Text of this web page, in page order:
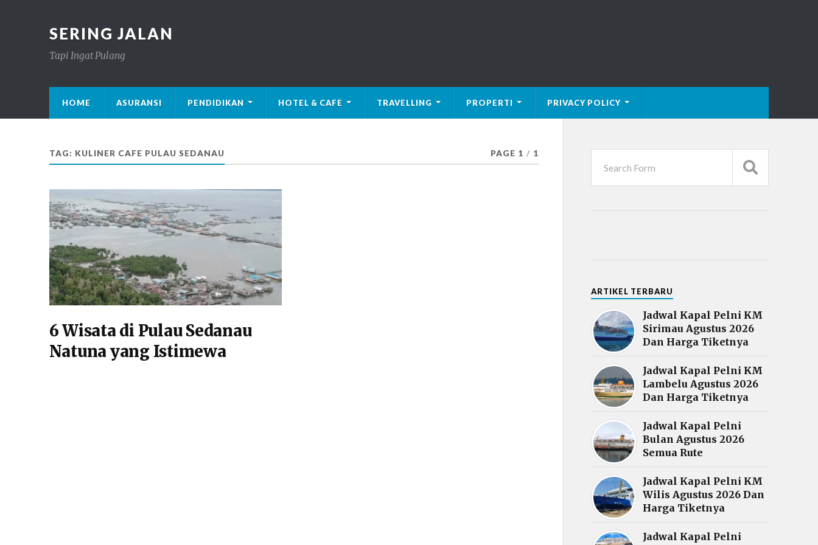
SERING JALAN
Tapi Ingat Pulang
HOME ASURANSI PENDIDIKAN HOTEL & CAFE TRAVELLING PROPERTI PRIVACY POLICY
TAG: KULINER CAFE PULAU SEDANAU PAGE 1 / 1
6 Wisata di Pulau Sedanau
Natuna yang Istimewa
ARTIKEL TERBARU
Jadwal Kapal Pelni KM
Sirimau Agustus 2026
Dan Harga Tiketnya
Jadwal Kapal Pelni KM
Lambelu Agustus 2026
Dan Harga Tiketnya
Jadwal Kapal Pelni
Bulan Agustus 2026
Semua Rute
Jadwal Kapal Pelni KM
Wilis Agustus 2026 Dan
Harga Tiketnya
Jadwal Kapal Pelni